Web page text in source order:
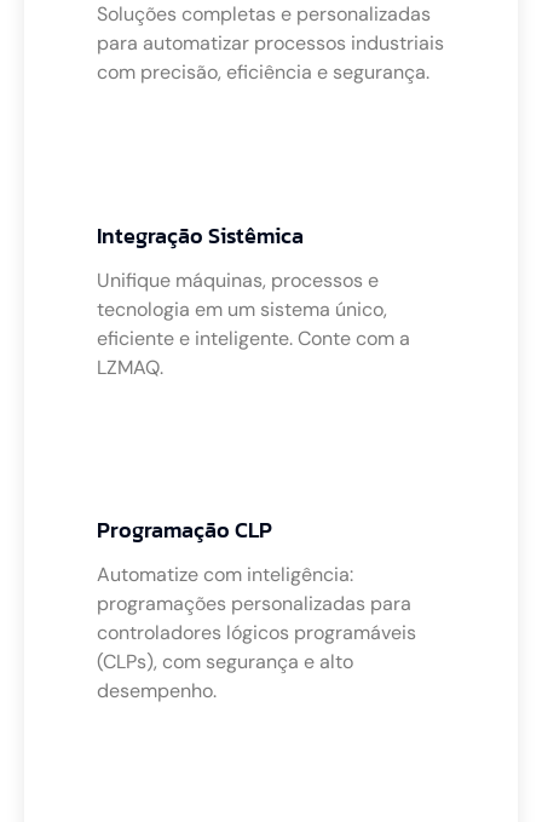
Soluções completas e personalizadas
para automatizar processos industriais
com precisão, eficiência e segurança.
Integração Sistêmica
Unifique máquinas, processos e
tecnologia em um sistema único,
eficiente e inteligente. Conte com a
LZMAQ.
Programação CLP
Automatize com inteligência:
programações personalizadas para
controladores lógicos programáveis
(CLPs), com segurança e alto
desempenho.